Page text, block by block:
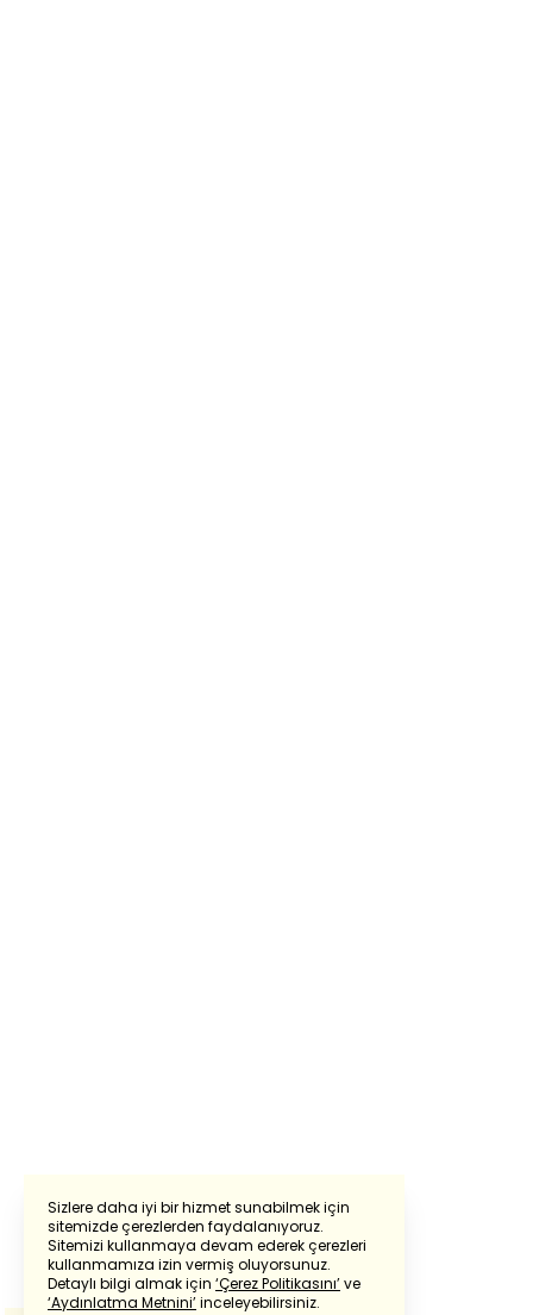
Sizlere daha iyi bir hizmet sunabilmek için
sitemizde çerezlerden faydalanıyoruz.
Sitemizi kullanmaya devam ederek çerezleri
kullanmamıza izin vermiş oluyorsunuz.
Detaylı bilgi almak için ‘Çerez Politikasını’ve
‘Aydınlatma Metnini’inceleyebilirsiniz.
Powered by Translate